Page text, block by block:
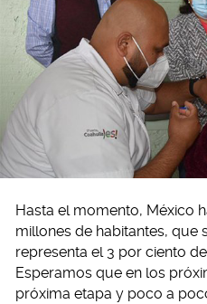
Hasta el momento, México
millones de habitantes, que
representa el 3 por ciento
Esperamos que en los
próxima etapa y poco a